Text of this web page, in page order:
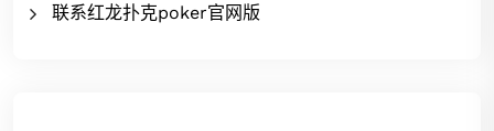
联系红龙扑克poker官网版